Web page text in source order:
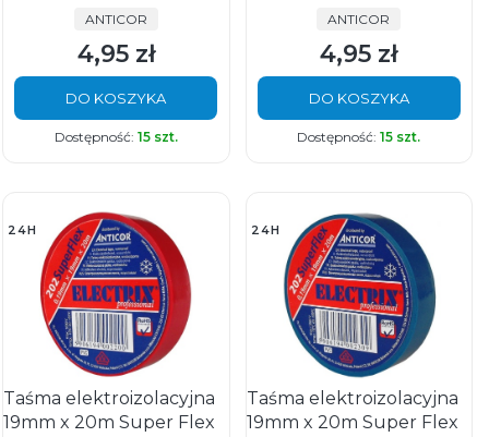
PRODUCENT
ANTICOR
Cena
4,95 zł
DO KOSZYKA
Dostępność: 15 szt.
PRODUCENT
ANTICOR
Cena
4,95 zł
DO KOSZYKA
Dostępność:15 szt.
24H
Taśma elektroizolacyjna
19mm x 20m Super Flex
24H
Taśma elektroizolacyjna
19mm x 20m Super Flex